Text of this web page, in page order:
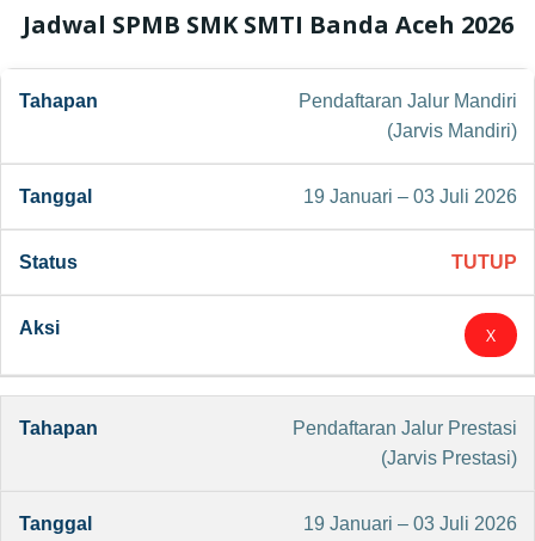
Jadwal SPMB SMK SMTI Banda Aceh 2026
Pendaftaran Jalur Mandiri
(Jarvis Mandiri)
19 Januari – 03 Juli 2026
TUTUP
X
Pendaftaran Jalur Prestasi
(Jarvis Prestasi)
19 Januari – 03 Juli 2026